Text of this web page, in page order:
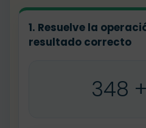
1. Resuelve la
resultado correcto
348